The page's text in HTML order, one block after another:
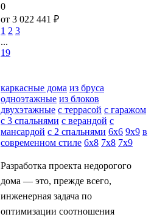
0
от 3 022 441 ₽
1 2 3
...
19
каркасные дома из бруса
одноэтажные из блоков
двухэтажные с террасой с гаражом
с 3 спальнями с верандой с
мансардой с 2 спальнями 6х6 9х9 в
современном стиле 6х8 7х8 7х9
Разработка проекта недорогого
дома — это, прежде всего,
инженерная задача по
оптимизации соотношения